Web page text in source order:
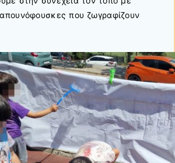
που ζωγραφίζουν